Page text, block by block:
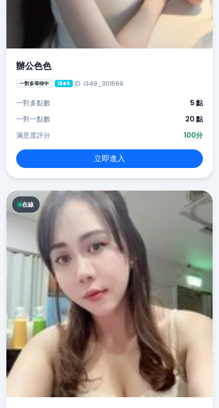
辦公色色
一對多等待中 i349 ID: i349_301569
一對多點數
5 點
一對一點數
20 點
滿意度評分
100分
立即進入
在線